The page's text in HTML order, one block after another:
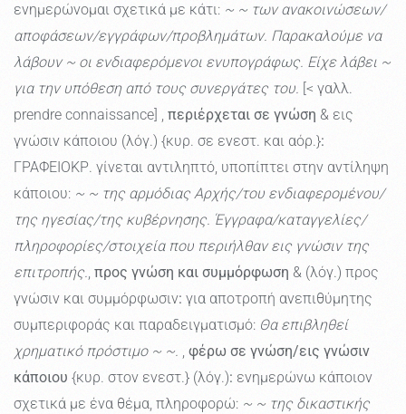
ενημερώνομαι σχετικά με κάτι: ~ ~ των ανακοινώσεων/
αποφάσεων/εγγράφων/προβλημάτων. Παρακαλούμε να
λάβουν ~ οι ενδιαφερόμενοι ενυπογράφως. Είχε λάβει ~
για την υπόθεση από τους συνεργάτες του. [< γαλλ.
prendre connaissance] , περιέρχεται σε γνώση & εις
γνώσιν κάποιου (λόγ.) {κυρ. σε ενεστ. και αόρ.}:
ΓΡΑΦΕΙΟΚΡ. γίνεται αντιληπτό, υποπίπτει στην αντίληψη
κάποιου: ~ ~ της αρμόδιας Αρχής/του ενδιαφερομένου/
της ηγεσίας/της κυβέρνησης. Έγγραφα/καταγγελίες/
πληροφορίες/στοιχεία που περιήλθαν εις γνώσιν της
επιτροπής., προς γνώση και συμμόρφωση & (λόγ.) προς
γνώσιν και συμμόρφωσιν: για αποτροπή ανεπιθύμητης
συμπεριφοράς και παραδειγματισμό: Θα επιβληθεί
χρηματικό πρόστιμο ~ ~. , φέρω σε γνώση/εις γνώσιν
κάποιου {κυρ. στον ενεστ.} (λόγ.): ενημερώνω κάποιον
σχετικά με ένα θέμα, πληροφορώ: ~ ~ της δικαστικής